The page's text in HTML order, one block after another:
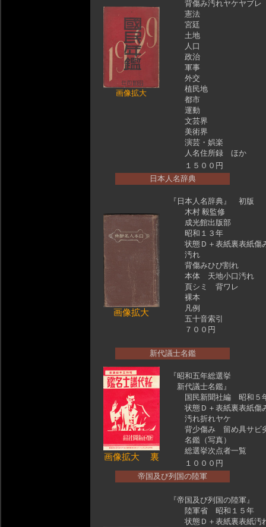
画像拡大
背傷み汚れヤケヤブレ
憲法
宮廷
土地
人口
政治
軍事
外交
植民地
都市
運動
文芸界
美術界
演芸・娯楽
人名住所録 ほか
１５００円
日本人名辞典
画像拡大
『日本人名辞典』 初版
木村 毅監修
成光館出版部
昭和１３年
状態Ｄ＋表紙裏表紙傷
汚れ
背傷みひび割れ
本体 天地小口汚れ
頁シミ 背ワレ
裸本
凡例
五十音索引
７００円
新代議士名鑑
画像拡大 裏
『昭和五年総選挙
新代議士名鑑』
国民新聞社編 昭和５
状態Ｄ＋表紙裏表紙傷
汚れ折れヤケ
背少傷み 留め具サビ
名鑑（写真）
総選挙次点者一覧
１０００円
帝国及び列国の陸軍
『帝国及び列国の陸軍』
陸軍省 昭和１５年
状態Ｄ＋表紙裏表紙汚